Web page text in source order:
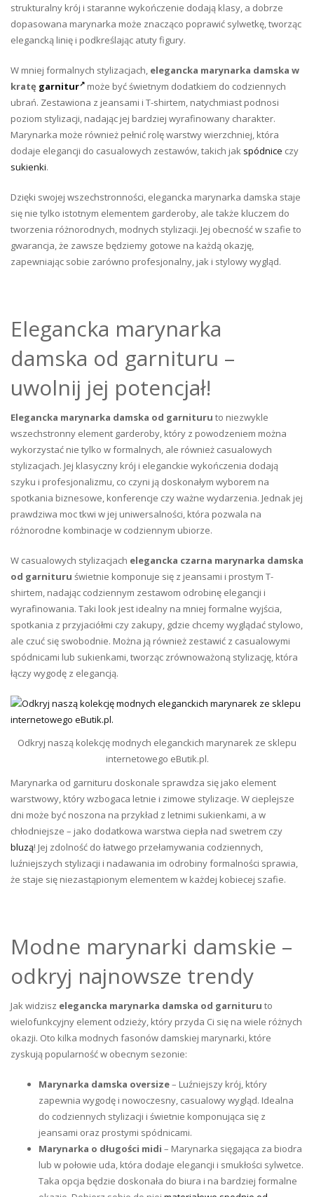
strukturalny krój i staranne wykończenie dodają klasy, a dobrze
dopasowana marynarka może znacząco poprawić sylwetkę, tworząc
elegancką linię i podkreślając atuty figury.
W mniej formalnych stylizacjach, elegancka marynarka damska w
kratę garnitur
może być świetnym dodatkiem do codziennych
ubrań. Zestawiona z jeansami i T-shirtem, natychmiast podnosi
poziom stylizacji, nadając jej bardziej wyrafinowany charakter.
Marynarka może również pełnić rolę warstwy wierzchniej, która
dodaje elegancji do casualowych zestawów, takich jak spódnice czy
sukienki.
Dzięki swojej wszechstronności, elegancka marynarka damska staje
się nie tylko istotnym elementem garderoby, ale także kluczem do
tworzenia różnorodnych, modnych stylizacji. Jej obecność w szafie to
gwarancja, że zawsze będziemy gotowe na każdą okazję,
zapewniając sobie zarówno profesjonalny, jak i stylowy wygląd.
Elegancka marynarka
damska od garnituru –
uwolnij jej potencjał!
Elegancka marynarka damska od garnituru to niezwykle
wszechstronny element garderoby, który z powodzeniem można
wykorzystać nie tylko w formalnych, ale również casualowych
stylizacjach. Jej klasyczny krój i eleganckie wykończenia dodają
szyku i profesjonalizmu, co czyni ją doskonałym wyborem na
spotkania biznesowe, konferencje czy ważne wydarzenia. Jednak jej
prawdziwa moc tkwi w jej uniwersalności, która pozwala na
różnorodne kombinacje w codziennym ubiorze.
W casualowych stylizacjach elegancka czarna marynarka damska
od garnituru świetnie komponuje się z jeansami i prostym T-
shirtem, nadając codziennym zestawom odrobinę elegancji i
wyrafinowania. Taki look jest idealny na mniej formalne wyjścia,
spotkania z przyjaciółmi czy zakupy, gdzie chcemy wyglądać stylowo,
ale czuć się swobodnie. Można ją również zestawić z casualowymi
spódnicami lub sukienkami, tworząc zrównoważoną stylizację, która
łączy wygodę z elegancją.
Odkryj naszą kolekcję modnych eleganckich marynarek ze sklepu
internetowego eButik.pl.
Marynarka od garnituru doskonale sprawdza się jako element
warstwowy, który wzbogaca letnie i zimowe stylizacje. W cieplejsze
dni może być noszona na przykład z letnimi sukienkami, a w
chłodniejsze – jako dodatkowa warstwa ciepła nad swetrem czy
bluzą! Jej zdolność do łatwego przełamywania codziennych,
luźniejszych stylizacji i nadawania im odrobiny formalności sprawia,
że staje się niezastąpionym elementem w każdej kobiecej szafie.
Modne marynarki damskie –
odkryj najnowsze trendy
Jak widzisz elegancka marynarka damska od garnituru to
wielofunkcyjny element odzieży, który przyda Ci się na wiele różnych
okazji. Oto kilka modnych fasonów damskiej marynarki, które
zyskują popularność w obecnym sezonie:
Marynarka damska oversize– Luźniejszy krój, który
zapewnia wygodę i nowoczesny, casualowy wygląd. Idealna
do codziennych stylizacji i świetnie komponująca się z
jeansami oraz prostymi spódnicami.
Marynarka o długości midi – Marynarka sięgająca za biodra
lub w połowie uda, która dodaje elegancji i smukłości sylwetce.
Taka opcja będzie doskonała do biura i na bardziej formalne